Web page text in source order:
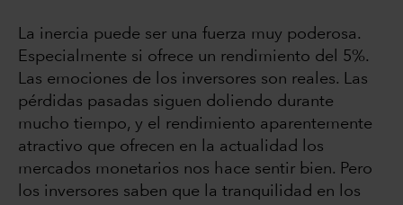
La inercia puede ser una fuerza muy poderosa.
Especialmente si ofrece un rendimiento del 5%.
Las emociones de los inversores son reales. Las
pérdidas pasadas siguen doliendo durante
mucho tiempo, y el rendimiento aparentemente
atractivo que ofrecen en la actualidad los
mercados monetarios nos hace sentir bien. Pero
los inversores saben que la tranquilidad en los